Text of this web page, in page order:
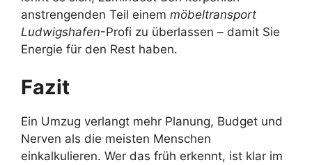
anstrengenden Teil einem möbeltransport
Ludwigshafen-Profi zu überlassen – damit Sie
Energie für den Rest haben.
Fazit
Ein Umzug verlangt mehr Planung, Budget und
Nerven als die meisten Menschen
einkalkulieren. Wer das früh erkennt, ist klar im